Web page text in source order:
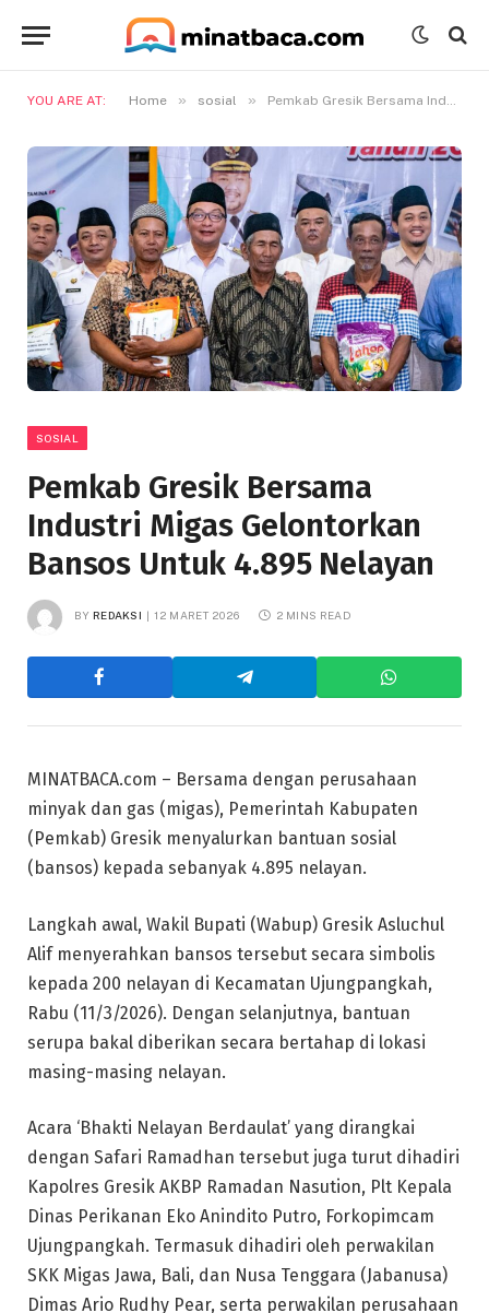
YOU ARE AT: Home » sosial » Pemkab Gresik Bersama Industri Migas Gelontorkan Bansos Untuk 4.895 Nelayan
SOSIAL
Pemkab Gresik Bersama
Industri Migas Gelontorkan
Bansos Untuk 4.895 Nelayan
BY REDAKSI 12 MARET 2026 2 MINS READ
MINATBACA.com – Bersama dengan perusahaan
minyak dan gas (migas), Pemerintah Kabupaten
(Pemkab) Gresik menyalurkan bantuan sosial
(bansos) kepada sebanyak 4.895 nelayan.
Langkah awal, Wakil Bupati (Wabup) Gresik Asluchul
Alif menyerahkan bansos tersebut secara simbolis
kepada 200 nelayan di Kecamatan Ujungpangkah,
Rabu (11/3/2026). Dengan selanjutnya, bantuan
serupa bakal diberikan secara bertahap di lokasi
masing-masing nelayan.
Acara ‘Bhakti Nelayan Berdaulat’ yang dirangkai
dengan Safari Ramadhan tersebut juga turut dihadiri
Kapolres Gresik AKBP Ramadan Nasution, Plt Kepala
Dinas Perikanan Eko Anindito Putro, Forkopimcam
Ujungpangkah. Termasuk dihadiri oleh perwakilan
SKK Migas Jawa, Bali, dan Nusa Tenggara (Jabanusa)
Dimas Ario Rudhy Pear, serta perwakilan perusahaan